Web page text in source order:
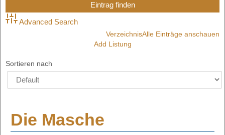
Advanced Search
VerzeichnisAlle Einträge anschauen
Add Listung
Sortieren nach
Die Masche